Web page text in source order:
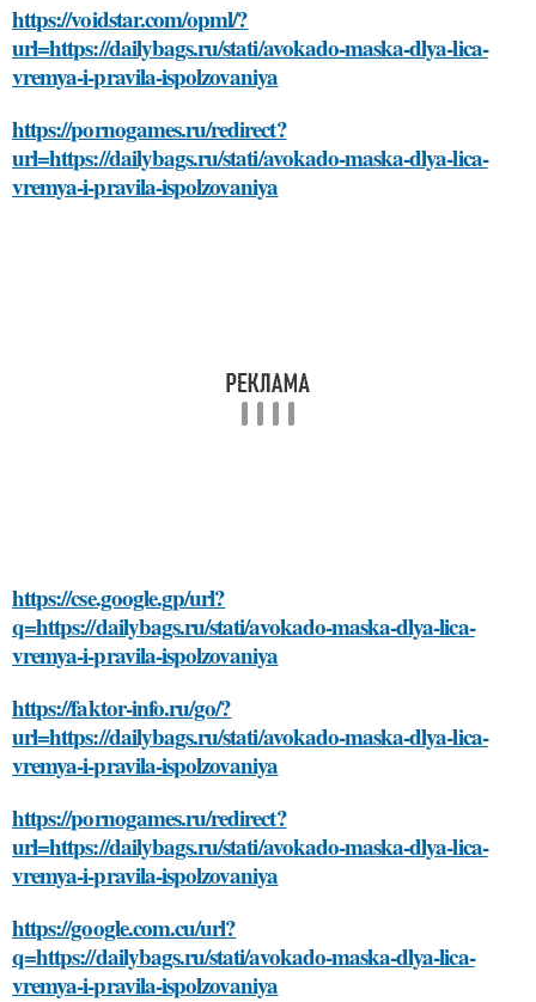
https://voidstar.com/opml/?
url=https://dailybags.ru/stati/avokado-maska-dlya-lica-
vremya-i-pravila-ispolzovaniya
https://pornogames.ru/redirect?
url=https://dailybags.ru/stati/avokado-maska-dlya-lica-
vremya-i-pravila-ispolzovaniya
https://cse.google.gp/url?
q=https://dailybags.ru/stati/avokado-maska-dlya-lica-
vremya-i-pravila-ispolzovaniya
https://faktor-info.ru/go/?
url=https://dailybags.ru/stati/avokado-maska-dlya-lica-
vremya-i-pravila-ispolzovaniya
https://pornogames.ru/redirect?
url=https://dailybags.ru/stati/avokado-maska-dlya-lica-
vremya-i-pravila-ispolzovaniya
https://google.com.cu/url?
q=https://dailybags.ru/stati/avokado-maska-dlya-lica-
vremya-i-pravila-ispolzovaniya